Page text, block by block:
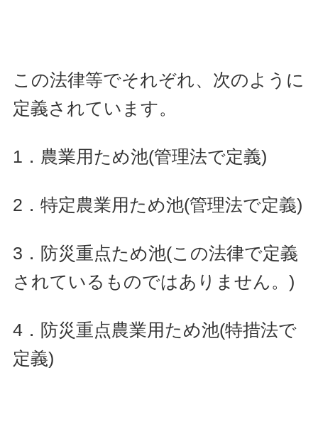
この法律等でそれぞれ、次のように
定義されています。
1．農業用ため池(管理法で定義)
2．特定農業用ため池(管理法で定義)
3．防災重点ため池(この法律で定義
されているものではありません。)
4．防災重点農業用ため池(特措法で
定義)